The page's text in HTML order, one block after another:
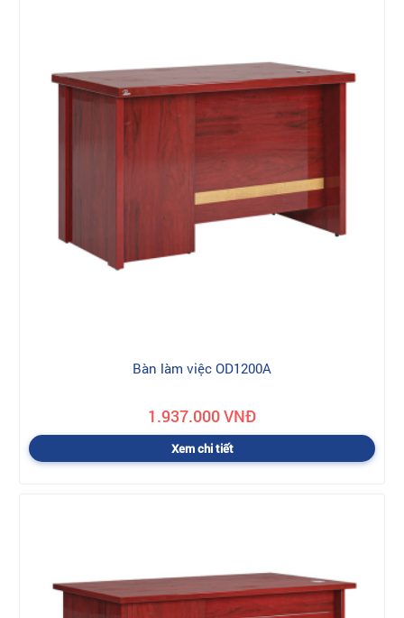
Bàn làm việc OD1200A
1.937.000 VNĐ
Xem chi tiết